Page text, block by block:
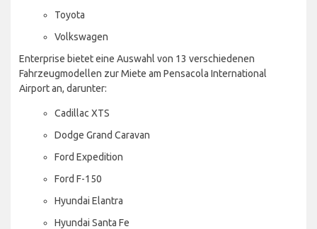
Toyota
Volkswagen
Enterprise bietet eine Auswahl von 13 verschiedenen
Fahrzeugmodellen zur Miete am Pensacola International
Airport an, darunter:
Cadillac XTS
Dodge Grand Caravan
Ford Expedition
Ford F-150
Hyundai Elantra
Hyundai Santa Fe